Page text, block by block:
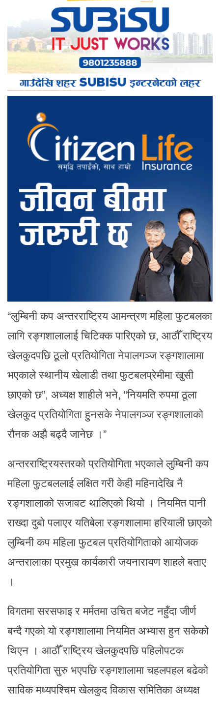
“लुम्बिनी कप अन्तरराष्ट्रिय आमन्त्रण महिला फुटबलका
लागि रङ्गशालालाई चिटिक्क पारिएको छ, आठौँ राष्ट्रिय
खेलकुदपछि ठूलो प्रतियोगिता नेपालगञ्ज रङ्गशालामा
भएकाले स्थानीय खेलाडी तथा फुटबलप्रेमीमा खुसी
छाएको छ”, अध्यक्ष शाहीले भने, “नियमति रुपमा ठूला
खेलकुद प्रतियोगिता हुनसके नेपालगञ्ज रङ्गशालाको
रौनक अझै बढ्दै जानेछ ।”
अन्तरराष्ट्रियस्तरको प्रतियोगिता भएकाले लुम्बिनी कप
महिला फुटबललाई लक्षित गरी केही महिनादेखि नै
रङ्गशालाको सजावट थालिएको थियो । नियमित पानी
राख्दा दुबो पलाएर यतिबेला रङ्गशालामा हरियाली छाएकोे
लुम्बिनी कप महिला फुटबल प्रतियोगिताको आयोजक
अन्तरालाका प्रमुख कार्यकारी जयनारायण शाहले बताए
।
विगतमा सरसफाइ र मर्मतमा उचित बजेट नहुँदा जीर्ण
बन्दै गएको यो रङ्गशालामा नियमित अभ्यास हुन सकेको
थिएन । आठौँ राष्ट्रिय खेलकुदपछि पहिलोपटक
प्रतियोगिता सुरु भएपछि रङ्गशालामा चहलपहल बढेको
साविक मध्यपश्चिम खेलकुद विकास समितिका अध्यक्ष